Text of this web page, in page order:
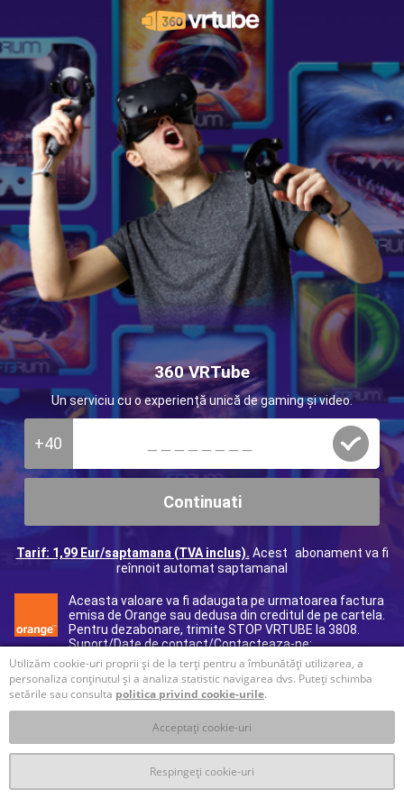
Utilizăm cookie-uri proprii și de la terți pentru a îmbunătăți utilizarea, a
personaliza conținutul și a analiza statistic navigarea dvs. Puteți schimba
setările sau consulta politica privind cookie-urile.
Acceptați cookie-uri
Respingeți cookie-uri
360 VRTube
Un serviciu cu o experiență unică de gaming și video.
+40
Continuati
Tarif: 1,99 Eur/saptamana (TVA inclus). Acest abonament va fi
reînnoit automat saptamanal
Aceasta valoare va fi adaugata pe urmatoarea factura
emisa de Orange sau dedusa din creditul de pe cartela.
Pentru dezabonare, trimite STOP VRTUBE la 3808.
Suport/Date de contact/Contacteaza-ne:
40312295017 (tarif normal), e-mail: ro@helpdcb.com
T&C Prelucrare datelor personale